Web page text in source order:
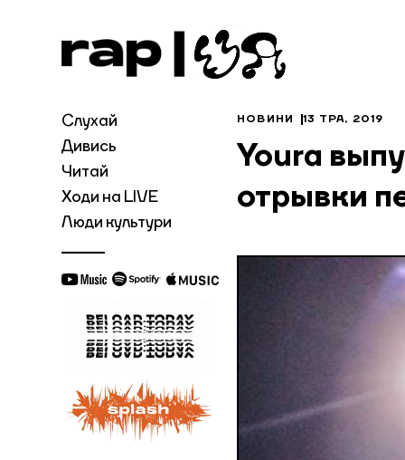
Слухай
Дивись
Читай
Ходи на LIVE
Люди культури
НОВИНИ 13 ТРА, 2019
Youra
отрывки